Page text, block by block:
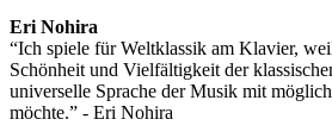
Eri Nohira
“Ich spiele für Weltklassik am Klavier,
Schönheit und Vielfältigkeit der
universelle Sprache der Musik mit
möchte.” - Eri Nohira